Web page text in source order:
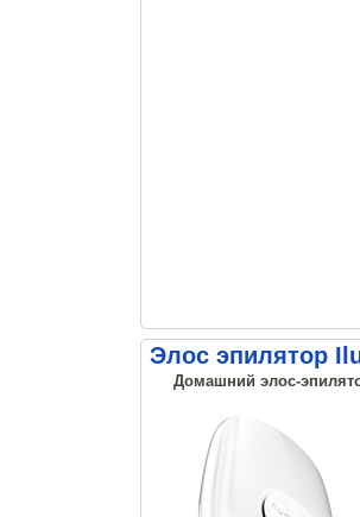
Элос эпилятор
Домашний элос-